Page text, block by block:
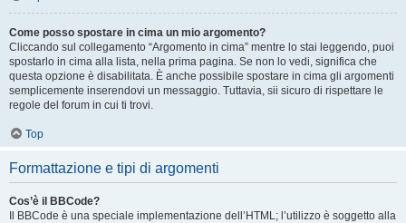
Come posso spostare in cima un mio argomento?
Cliccando sul collegamento “Argomento in cima” mentre lo stai leggendo, puoi
spostarlo in cima alla lista, nella prima pagina. Se non lo vedi, significa che
questa opzione è disabilitata. È anche possibile spostare in cima gli argomenti
semplicemente inserendovi un messaggio. Tuttavia, sii sicuro di rispettare le
regole del forum in cui ti trovi.
Top
Formattazione e tipi di argomenti
Cos’è il BBCode?
Il BBCode è una speciale implementazione dell’HTML; l’utilizzo è soggetto alla